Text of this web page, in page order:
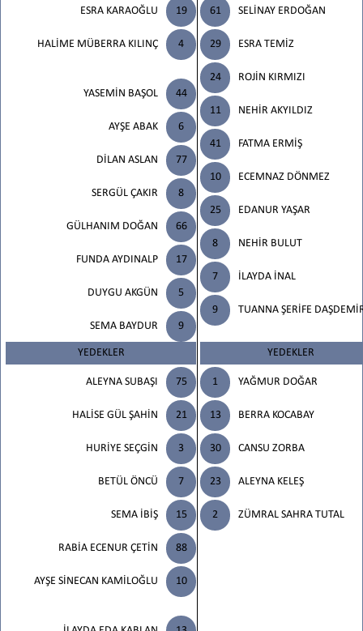
19
ESRA KARAOĞLU
4
HALİME MÜBERRA KILINÇ
44
YASEMİN BAŞOL
6
AYŞE ABAK
77
DİLAN ASLAN
8
SERGÜL ÇAKIR
66
GÜLHANIM DOĞAN
17
FUNDA AYDINALP
5
DUYGU AKGÜN
9
SEMA BAYDUR
YEDEKLER
75
ALEYNA SUBAŞI
21
HALİSE GÜL ŞAHİN
3
HURİYE SEÇGİN
7
BETÜL ÖNCÜ
15
SEMA İBİŞ
88
RABİA ECENUR ÇETİN
10
AYŞE SİNECAN KAMİLOĞLU
61 SELİNAY ERDOĞAN
29 ESRA TEMİZ
24 ROJİN KIRMIZI
11 NEHİR AKYILDIZ
41 FATMA ERMİŞ
10 ECEMNAZ DÖNMEZ
25 EDANUR YAŞAR
8 NEHİR BULUT
7 İLAYDA İNAL
9 TUANNA ŞERİFE
YEDEKLER
1 YAĞMUR DOĞAR
13 BERRA KOCABAY
30 CANSU ZORBA
23 ALEYNA KELEŞ
2 ZÜMRAL SAHRA TUTAL